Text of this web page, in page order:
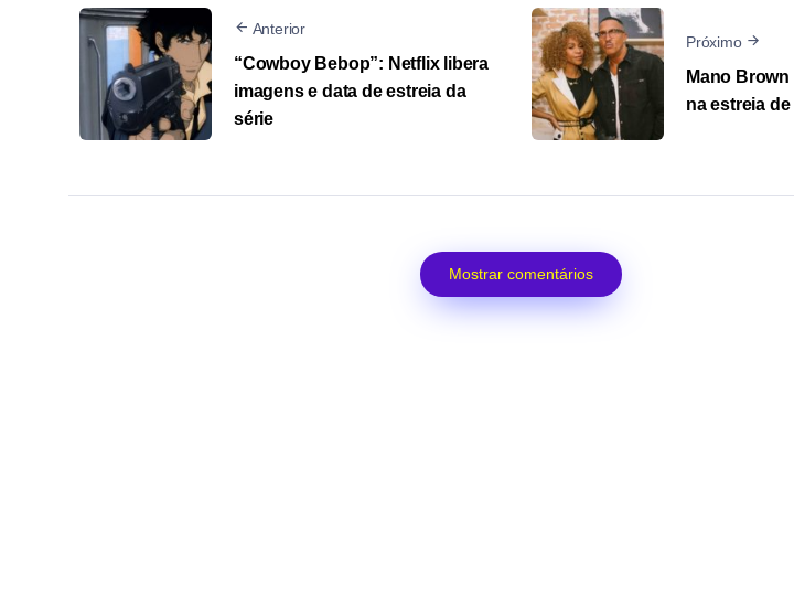
Anterior
“Cowboy Bebop”: Netflix libera
imagens e data de estreia da
série
Próximo
Mano
na estreia de
Mostrar comentários